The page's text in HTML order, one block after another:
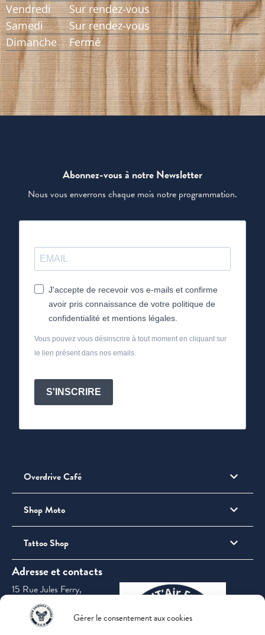
Gérer le consentement aux cookies
Vendredi
Sur rendez-vous
Samedi
Sur rendez-vous
Dimanche
Fermé
Abonnez-vous à notre Newsletter
Nous vous enverrons chaque mois notre programmation.
J'accepte de recevoir vos e-mails et confirme
avoir pris connaissance de votre politique de
confidentialité et mentions légales.
Vous pouvez vous désinscrire à tout moment en cliquant sur
le lien présent dans nos emails.
S'INSCRIRE
Overdrive Café
Shop Moto
Tattoo Shop
Adresse et contacts
15 Rue Jules Ferry,
69360 Saint-
Symphorien-d'Ozon